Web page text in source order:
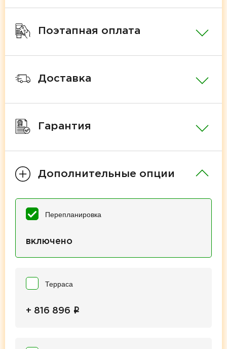
Поэтапная оплата
Доставка
Гарантия
Дополнительные опции
Перепланировка
включено
Терраса
+ 816 896 i